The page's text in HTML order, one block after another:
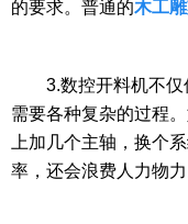
的要求。普通的木工
3.数控开料机不仅
需要各种复杂的过程
上加几个主轴，换个
率，还会浪费人力物力